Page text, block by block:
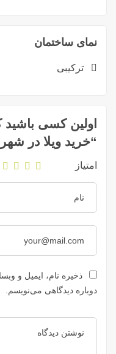
نمای ساختمان
ترکیبی
اولین کسی
“خرید ویلا در
امتیاز
ذخیره نام، ایمیل و
دوباره دیدگاهی می‌نویسم.